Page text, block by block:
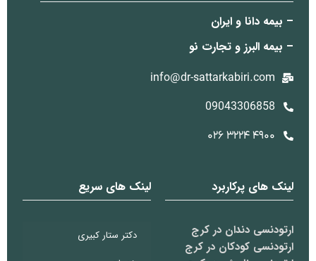
– بیمه دانا و ایران
– بیمه البرز و تجارت نو
info@dr-sattarkabiri.com
09043306858
۴۹۰۰ ۳۲۲۴ ۰۲۶
لینک های پرکاربرد
ارتودنسی دندان در کرج
ارتودنسی کودکان در کرج
لینک های سریع
دکتر ستار کبیری